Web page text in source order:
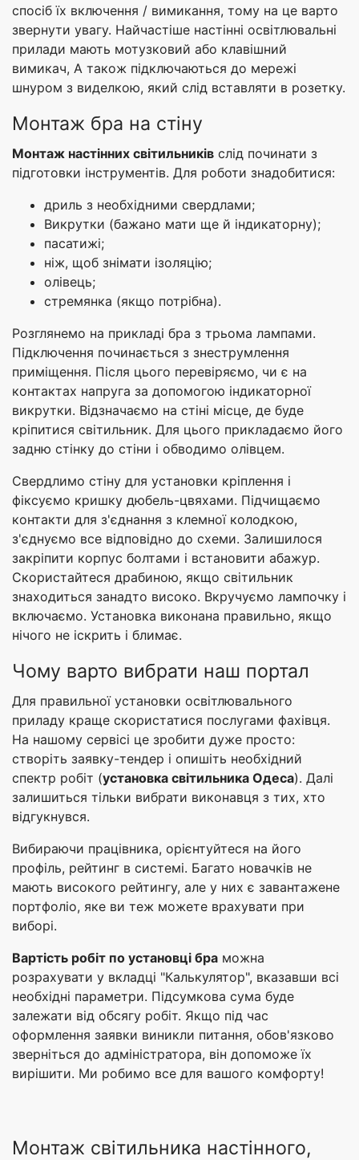
спосіб їх включення / вимикання, тому на це варто
звернути увагу. Найчастіше настінні освітлювальні
прилади мають мотузковий або клавішний
вимикач, А також підключаються до мережі
шнуром з виделкою, який слід вставляти в розетку.
Монтаж бра на стіну
Монтаж настінних світильників слід починати з
підготовки інструментів. Для роботи знадобитися:
дриль з необхідними свердлами;
Викрутки (бажано мати ще й індикаторну);
пасатижі;
ніж, щоб знімати ізоляцію;
олівець;
стремянка (якщо потрібна).
Розглянемо на прикладі бра з трьома лампами.
Підключення починається з знеструмлення
приміщення. Після цього перевіряємо, чи є на
контактах напруга за допомогою індикаторної
викрутки. Відзначаємо на стіні місце, де буде
кріпитися світильник. Для цього прикладаємо його
задню стінку до стіни і обводимо олівцем.
Свердлимо стіну для установки кріплення і
фіксуємо кришку дюбель-цвяхами. Підчищаємо
контакти для з'єднання з клемної колодкою,
з'єднуємо все відповідно до схеми. Залишилося
закріпити корпус болтами і встановити абажур.
Скористайтеся драбиною, якщо світильник
знаходиться занадто високо. Вкручуємо лампочку і
включаємо. Установка виконана правильно, якщо
нічого не іскрить і блимає.
Чому варто вибрати наш портал
Для правильної установки освітлювального
приладу краще скористатися послугами фахівця.
На нашому сервісі це зробити дуже просто:
створіть заявку-тендер і опишіть необхідний
спектр робіт (установка світильника Одеса). Далі
залишиться тільки вибрати виконавця з тих, хто
відгукнувся.
Вибираючи працівника, орієнтуйтеся на його
профіль, рейтинг в системі. Багато новачків не
мають високого рейтингу, але у них є завантажене
портфоліо, яке ви теж можете врахувати при
виборі.
Вартість робіт по установці бра можна
розрахувати у вкладці "Калькулятор", вказавши всі
необхідні параметри. Підсумкова сума буде
залежати від обсягу робіт. Якщо під час
оформлення заявки виникли питання, обов'язково
зверніться до адміністратора, він допоможе їх
вирішити. Ми робимо все для вашого комфорту!
Монтаж світильника настінного,